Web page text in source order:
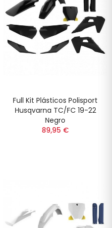
Full Kit Plásticos Polisport
Husqvarna TC/FC 19-22
Negro
89,95 €